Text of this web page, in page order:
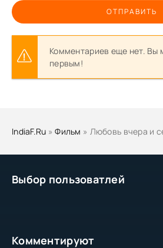
Выбор пользоватлей
Комментируют
ОТПРАВИТЬ
Комментариев еще нет. Вы
первым!
IndiaF.Ru »Фильм » Любовь вчера и